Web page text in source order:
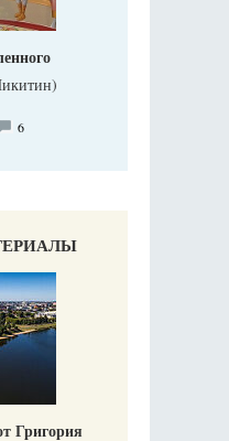
6
Григория